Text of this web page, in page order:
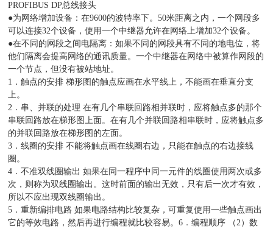
PROFIBUS DP总线接头
●为网络增加设备：在9600的波特率下。50米距离之内，一个网段多
可以连接32个设备，使用一个中继器允许在网络上增加32个设备。
●在不同的网段之间电隔离：如果不同的网段具有不同的地电位，将
他们隔离会提高网络的通讯质量。一个中继器在网络中被算作网段的
一个节点，但没有被站地址。
1．触点的安排 梯形图的触点应画在水平线上，不能画在垂直分支
上。
2．串、并联的处理 在有几个串联回路相并联时，应将触点多的那个
串联回路放在梯形图上面。在有几个并联回路相串联时，应将触点多
的并联回路放在梯形图的左面。
3．线圈的安排 不能将触点画在线圈右边，只能在触点的右边接线
圈。
4．不准双线圈输出 如果在同一程序中同一元件的线圈使用两次或多
次，则称为双线圈输出。这时前面的输出无效，只有后一次才有效，
所以不应出现双线圈输出。
5．重新编排电路 如果电路结构比较复杂，可重复使用一些触点画出
它的等效电路，然后再进行编程就比较容易。6．编程顺序 （2）数